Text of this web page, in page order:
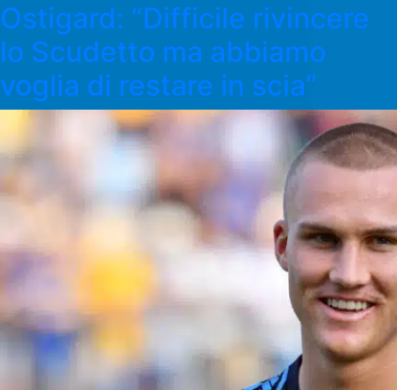
Ostigard: “Difficile rivincere
lo Scudetto ma abbiamo
voglia di restare in scia”